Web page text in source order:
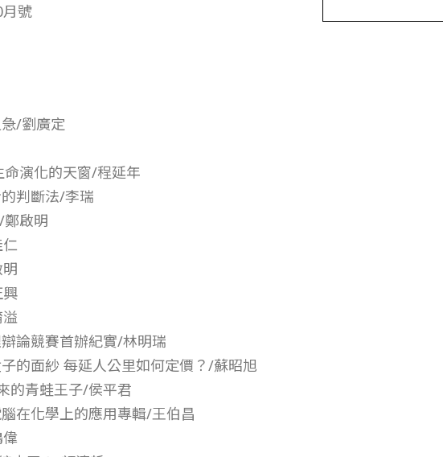
號
/劉廣定
演化的天窗/程延年
判斷法/李瑞
啟明
論競賽首辦紀實/林明瑞
的面紗 每延人公里如何定價？/蘇昭旭
的青蛙王子/侯平君
在化學上的應用專輯/王伯昌